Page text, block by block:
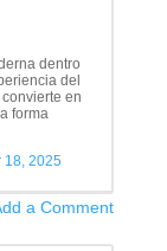
dentro
del
en
forma
18, 2025
a Comment